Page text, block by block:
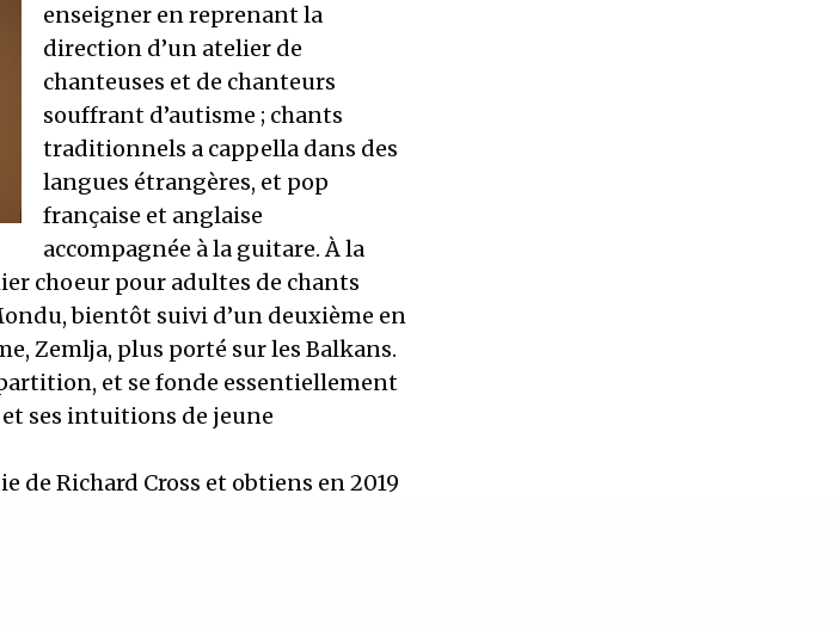
enseigner en reprenant la
direction d’un atelier de
chanteuses et de chanteurs
souffrant d’autisme ; chants
traditionnels a cappella dans des
langues étrangères, et pop
française et anglaise
accompagnée à la guitare. À la
choeur pour adultes de chants
bientôt suivi d’un deuxième en
Zemlja, plus porté sur les Balkans.
et se fonde essentiellement
ses intuitions de jeune
de Richard Cross et obtiens en 2019